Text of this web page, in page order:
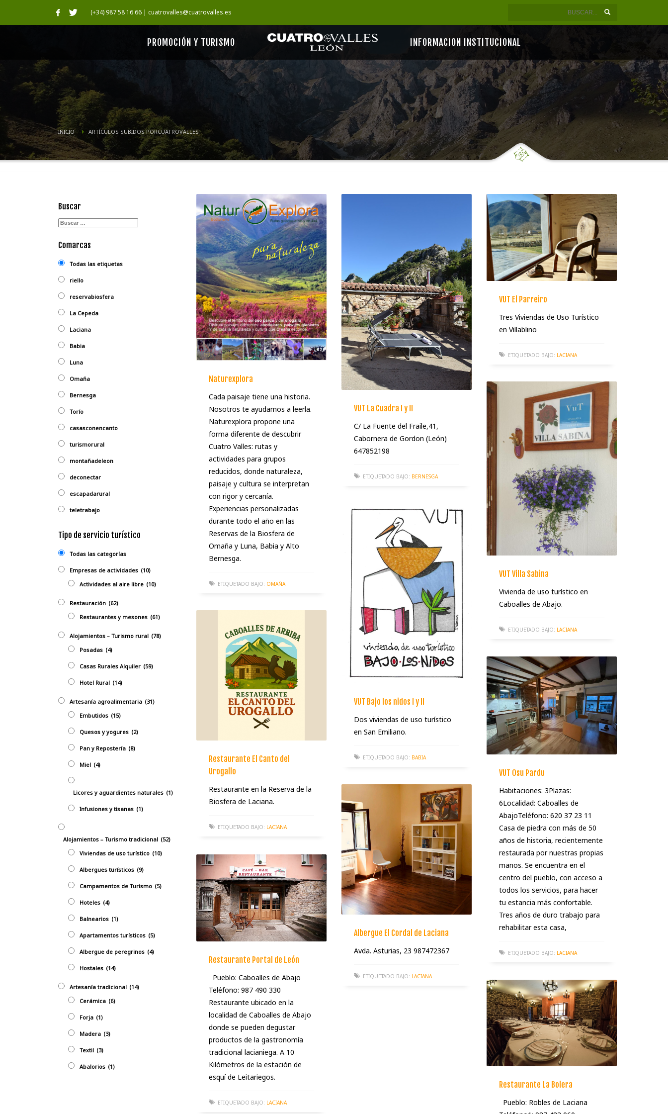
(+34) 987 58 16 66 | cuatrovalles@cuatrovalles.es
PROMOCIÓN Y TURISMO INFORMACION INSTITUCIONAL
INICIO ARTÍCULOS SUBIDOS PORCUATROVALLES
Naturexplora
Cada paisaje tiene una historia.
Nosotros te ayudamos a leerla.
Naturexplora propone una
forma diferente de descubrir
Cuatro Valles: rutas y
actividades para grupos
reducidos, donde naturaleza,
paisaje y cultura se interpretan
con rigor y cercanía.
Experiencias personalizadas
durante todo el año en las
Reservas de la Biosfera de
Omaña y Luna, Babia y Alto
Bernesga.
ETIQUETADO BAJO: OMAÑA
VUT La Cuadra I y II
C/ La Fuente del Fraile,41,
Cabornera de Gordon (León)
647852198
ETIQUETADO BAJO: BERNESGA
VUT El Parreiro
Tres Viviendas de Uso Turístico
en Villablino
ETIQUETADO BAJO: LACIANA
VUT Villa Sabina
Vivienda de uso turístico en
Caboalles de Abajo.
ETIQUETADO BAJO: LACIANA
VUT Bajo los nidos I y II
Dos viviendas de uso turístico
en San Emiliano.
ETIQUETADO BAJO: BABIA
Restaurante El Canto del
Urogallo
Restaurante en la Reserva de la
Biosfera de Laciana.
ETIQUETADO BAJO: LACIANA
VUT Osu Pardu
Habitaciones: 3Plazas:
6Localidad: Caboalles de
AbajoTeléfono: 620 37 23 11
Casa de piedra con más de 50
años de historia, recientemente
restaurada por nuestras propias
manos. Se encuentra en el
centro del pueblo, con acceso a
todos los servicios, para hacer
tu estancia más confortable.
Tres años de duro trabajo para
rehabilitar esta casa,
ETIQUETADO BAJO: LACIANA
Albergue El Cordal de Laciana
Avda. Asturias, 23 987472367
ETIQUETADO BAJO: LACIANA
Restaurante Portal de León
Pueblo: Caboalles de Abajo
Teléfono: 987 490 330
Restaurante ubicado en la
localidad de Caboalles de Abajo
donde se pueden degustar
productos de la gastronomía
tradicional lacianiega. A 10
Kilómetros de la estación de
esquí de Leitariegos.
ETIQUETADO BAJO: LACIANA
Restaurante La Bolera
Pueblo: Robles de Laciana
Buscar
Comarcas
Todas las etiquetas
riello
reservabiosfera
La Cepeda
Laciana
Babia
Luna
Omaña
Bernesga
Torío
casasconencanto
turismorural
montañadeleon
deconectar
escapadarural
teletrabajo
Tipo de servicio turístico
Todas las categorías
Empresas de actividades (10)
Actividades al aire libre (10)
Restauración (62)
Restaurantes y mesones (61)
Alojamientos – Turismo rural (78)
Posadas (4)
Casas Rurales Alquiler (59)
Hotel Rural (14)
Artesanía agroalimentaria (31)
Embutidos (15)
Quesos y yogures (2)
Pan y Repostería (8)
Miel (4)
Licores y aguardientes naturales (1)
Infusiones y tisanas (1)
Alojamientos – Turismo tradicional (52)
Viviendas de uso turístico (10)
Albergues turísticos (9)
Campamentos de Turismo (5)
Hoteles (4)
Balnearios (1)
Apartamentos turísticos (5)
Albergue de peregrinos (4)
Hostales (14)
Artesaní­a tradicional (14)
Cerámica (6)
Forja (1)
Madera (3)
Textil (3)
Abalorios (1)